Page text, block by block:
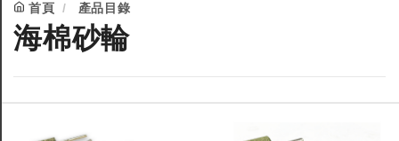
首頁 產品目錄
海棉砂輪